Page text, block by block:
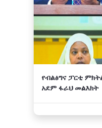
የብልፅግና ፓርቲ
አደም ፋራህ መልእክት